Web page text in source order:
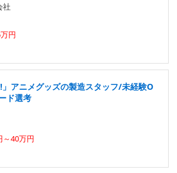
社
円
!」アニメグッズの製造スタッフ/未経験O
ド選考
～40万円